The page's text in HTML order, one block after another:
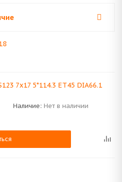
7x17 5*114.3 ET45 DIA66.1
Наличие: Нет в наличии